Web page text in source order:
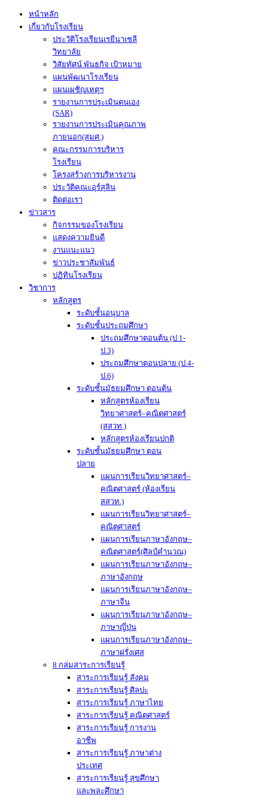
หน้าหลัก
เกี่ยวกับโรงเรียน
ประวัติโรงเรียนเรยีนาเชลี
วิทยาลัย
วิสัยทัศน์ พันธกิจ เป้าหมาย
แผนพัฒนาโรงเรียน
แผนเผชิญเหตุฯ
รายงานการประเมินตนเอง
(SAR)
รายงานการประเมินคุณภาพ
ภายนอก(สมศ.)
คณะกรรมการบริหาร
โรงเรียน
โครงสร้างการบริหารงาน
ประวัติคณะอุร์สุลิน
ติดต่อเรา
ข่าวสาร
กิจกรรมของโรงเรียน
แสดงความยินดี
งานแนะแนว
ข่าวประชาสัมพันธ์
ปฏิทินโรงเรียน
วิชาการ
หลักสูตร
ระดับชั้นอนุบาล
ระดับชั้นประถมศึกษา
ประถมศึกษาตอนต้น (ป.1-
ป.3)
ประถมศึกษาตอนปลาย (ป.4-
ป.6)
ระดับชั้นมัธยมศึกษา ตอนต้น
หลักสูตรห้องเรียน
วิทยาศาสตร์–คณิตศาสตร์
(สสวท.)
หลักสูตรห้องเรียนปกติ
ระดับชั้นมัธยมศึกษา ตอน
ปลาย
แผนการเรียนวิทยาศาสตร์–
คณิตศาสตร์ (ห้องเรียน
สสวท.)
แผนการเรียนวิทยาศาสตร์–
คณิตศาสตร์
แผนการเรียนภาษาอังกฤษ–
คณิตศาสตร์(ศิลป์คำนวณ)
แผนการเรียนภาษาอังกฤษ–
ภาษาอังกฤษ
แผนการเรียนภาษาอังกฤษ–
ภาษาจีน
แผนการเรียนภาษาอังกฤษ–
ภาษาญี่ปุ่น
แผนการเรียนภาษาอังกฤษ–
ภาษาฝรั่งเศส
8 กล่มสาระการเรียนรู้
สาระการเรียนรู้ สังคม
สาระการเรียนรู้ ศิลปะ
สาระการเรียนรู้ ภาษาไทย
สาระการเรียนรู้ คณิตศาสตร์
สาระการเรียนรู้ การงาน
อาชีพ
สาระการเรียนรู้ ภาษาต่าง
ประเทศ
สาระการเรียนรู้ สุขศึกษา
และพละศึกษา